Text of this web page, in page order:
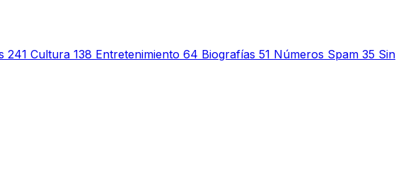
241 Cultura 138 Entretenimiento 64 Biografías 51 Números Spam 35 Sin